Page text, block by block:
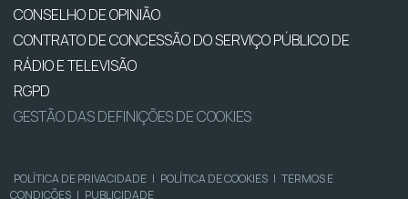
CONSELHO DE OPINIÃO
CONTRATO DE CONCESSÃO DO SERVIÇO PÚBLICO DE
RÁDIO E TELEVISÃO
RGPD
GESTÃO DAS DEFINIÇÕES DE COOKIES
POLÍTICA DE PRIVACIDADE | POLÍTICA DE COOKIES | TERMOS E
CONDIÇÕES | PUBLICIDADE